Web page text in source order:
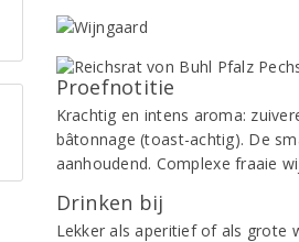
Proefnotitie
Krachtig en intens aroma:
bâtonnage (toast-achtig). De
aanhoudend. Complexe fraaie
Drinken bij
Lekker als aperitief of als grote